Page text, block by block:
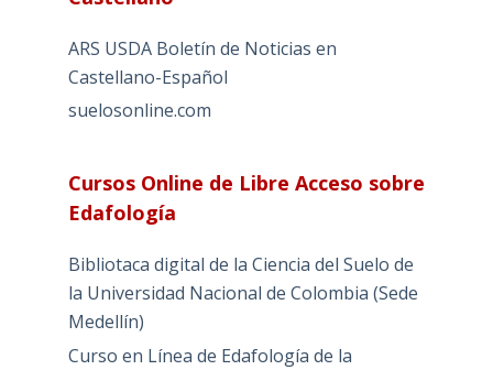
ARS USDA Boletín de Noticias en
Castellano-Español
suelosonline.com
Cursos Online de Libre Acceso sobre
Edafología
Bibliotaca digital de la Ciencia del Suelo de
la Universidad Nacional de Colombia (Sede
Medellín)
Curso en Línea de Edafología de la